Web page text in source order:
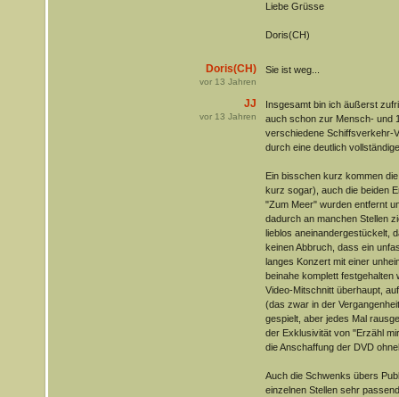
Liebe Grüsse
Doris(CH)
Doris(CH)
vor 13 Jahren
Sie ist weg...
JJ
vor 13 Jahren
Insgesamt bin ich äußerst
auch schon zur Mensch- und
verschiedene Schiffsverkehr-
durch eine deutlich
Ein bisschen kurz kommen
kurz sogar), auch die beiden
"Zum Meer" wurden entfernt
dadurch an manchen Stellen
lieblos aneinandergestückelt,
keinen Abbruch, dass ein
langes Konzert mit einer
beinahe komplett
Video-Mitschnitt überhaupt,
(das zwar in der
gespielt, aber jedes Mal
der Exklusivität von "Erzähl
die Anschaffung der DVD
Auch die Schwenks übers
einzelnen Stellen sehr